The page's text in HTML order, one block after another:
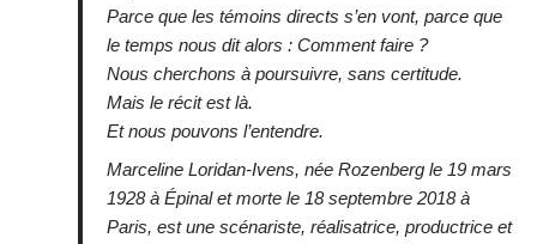
Parce que les témoins directs s’en vont, parce que
le temps nous dit alors : Comment faire ?
Nous cherchons à poursuivre, sans certitude.
Mais le récit est là.
Et nous pouvons l’entendre.
Marceline Loridan-Ivens, née Rozenberg le 19 mars
1928 à Épinal et morte le 18 septembre 2018 à
Paris, est une scénariste, réalisatrice, productrice et